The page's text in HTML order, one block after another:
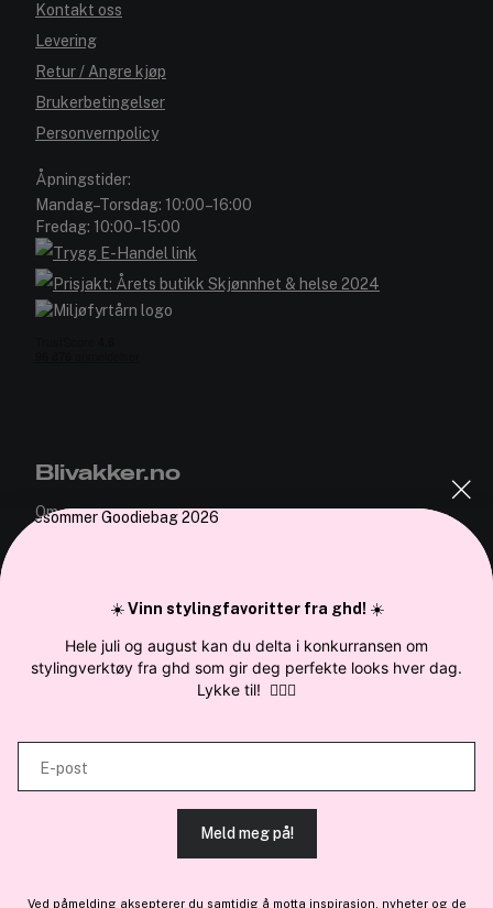
Kontakt oss
Levering
Retur / Angre kjøp
Brukerbetingelser
Personvernpolicy
Åpningstider:
Mandag–Torsdag: 10:00–16:00
Fredag: 10:00–15:00
Blivakker.no
Om oss
Samarbeid med oss
En del avBrandsdal Group AS
☀️Vinn stylingfavoritter fra ghd! ☀️
Hele juli og august kan du delta i konkurransen om
stylingverktøy fra ghd som gir deg perfekte looks hver dag.
Lykke til! 💇‍♀️✨
E-post
Meld meg på!
Ved påmelding aksepterer du samtidig å motta inspirasjon, nyheter og de